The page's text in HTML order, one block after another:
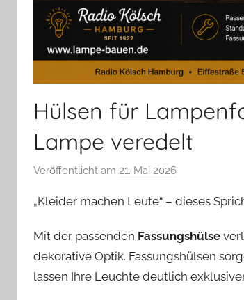
Hülsen für
Lampe veredelt
Veröffentlicht am 21. Mai 2026
n
n
d
r
„Kleider machen Leute“ – dieses
Mit der passenden Fassungshülse
dekorative Optik. Fassungshülsen
lassen Ihre Leuchte deutlich